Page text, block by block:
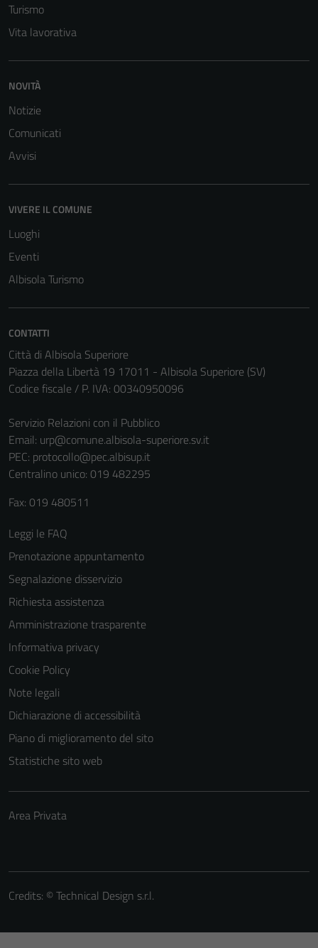
Turismo
Vita lavorativa
NOVITÀ
Notizie
Comunicati
Avvisi
VIVERE IL COMUNE
Luoghi
Eventi
Albisola Turismo
CONTATTI
Città di Albisola Superiore
Piazza della Libertà 19 17011 - Albisola Superiore (SV)
Codice fiscale / P. IVA: 00340950096
Servizio Relazioni con il Pubblico
Email: urp@comune.albisola-superiore.sv.it
PEC: protocollo@pec.albisup.it
Centralino unico: 019 482295
Fax: 019 480511
Leggi le FAQ
Prenotazione appuntamento
Segnalazione disservizio
Richiesta assistenza
Amministrazione trasparente
Informativa privacy
Cookie Policy
Note legali
Dichiarazione di accessibilità
Piano di miglioramento del sito
Statistiche sito web
Area Privata
Credits: ©Technical Design s.r.l.